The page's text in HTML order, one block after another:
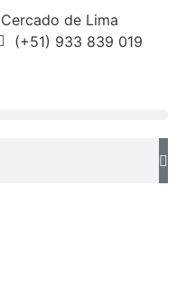
de Lima
(+51) 933 839 019